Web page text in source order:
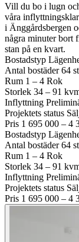
Vill du bo i lugn
våra
i Änggårdsbergen
några minuter bort
stan på en kvart.
Bostadstyp
Antal bostäder 64 st
Rum 1 – 4 Rok
Storlek 34 – 91
Inflyttning
Projektets status
Pris 1 695 000 – 4
Bostadstyp
Antal bostäder 64 st
Rum 1 – 4 Rok
Storlek 34 – 91
Inflyttning
Projektets status
Pris 1 695 000 – 4